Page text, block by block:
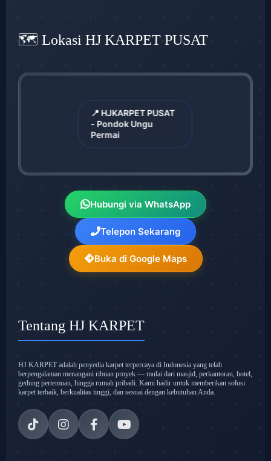
🗺️ Lokasi HJ KARPET PUSAT
📍 HJKARPET PUSAT
- Pondok Ungu
Permai
Hubungi via WhatsApp
Telepon Sekarang
Buka di Google Maps
Tentang HJ KARPET
HJ KARPET adalah penyedia karpet terpercaya di Indonesia yang telah
berpengalaman menangani ribuan proyek — mulai dari masjid, perkantoran, hotel,
gedung pertemuan, hingga rumah pribadi. Kami hadir untuk memberikan solusi
karpet terbaik, berkualitas tinggi, dan sesuai dengan kebutuhan Anda.